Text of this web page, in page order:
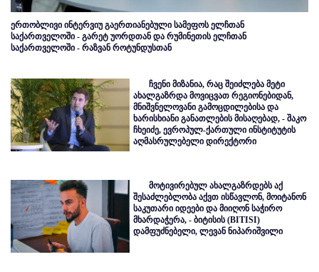
ერთობლივი ინტერვიუ გაერთიანებული სამეფოს ელჩთან
საქართველოში - გარეტ უორდთან და რუმინეთის ელჩთან
საქართველოში - რაზვან როტუნდუსთან
ჩვენი მიზანია, რაც შეიძლება მეტი
ახალგაზრდა მოვიცვათ რეგიონებიდან,
მნიშვნელოვანი გამოცდილებისა და
ხარისხიანი განათლების მისაღებად, - შაკო
ჩხეიძე, ევროპულ-ქართული ინსტიტუტის
აღმასრულებელი დირექტორი
მოტივირებულ ახალგაზრდებს აქ
შესაძლებლობა აქვთ ისწავლონ, მოიტანონ
საკუთარი იდეები და მიიღონ საჭირო
მხარდაჭერა, - ბიტისის (BITISI)
დამფუძნებელი, ლევან ნიპარიშვილი